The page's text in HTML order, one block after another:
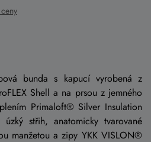
bunda s kapucí vyrobená z
Shell a na prsou z jemného
Primaloft® Silver Insulation
střih, anatomicky tvarované
manžetou a zipy YKK VISLON®